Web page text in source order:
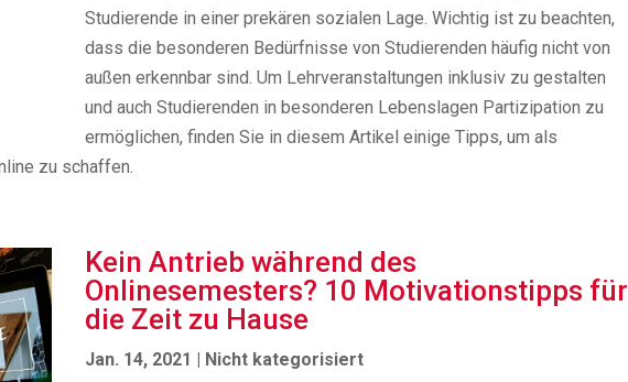
Studierende in einer prekären sozialen Lage. Wichtig ist zu beachten,
dass die besonderen Bedürfnisse von Studierenden häufig nicht von
außen erkennbar sind. Um Lehrveranstaltungen inklusiv zu gestalten
und auch Studierenden in besonderen Lebenslagen Partizipation zu
ermöglichen, finden Sie in diesem Artikel einige Tipps, um als
zu schaffen.
Kein Antrieb während des
Onlinesemesters? 10 Motivationstipps für
die Zeit zu Hause
Jan. 14, 2021 | Nicht kategorisiert